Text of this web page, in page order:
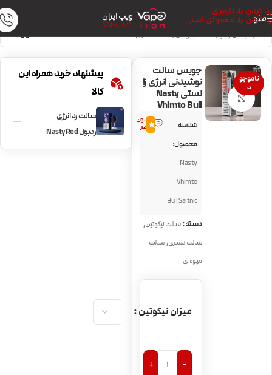
رد کردن به ناوبری
رد کردن به محتوای اصلی
منو ویپ ایران
VAPE IRAN
خانه/جویس ویپ/سالت نیکوتین/سالت دسری
ناموجو
د
بزرگنمایی تصویر
جویس سالت
نوشیدنی انرژی زا
نستی Nasty
Vhimto Bull
شناسه
محصول:
Nasty
Vhimto
Bull Saltnic
بدون
نظر0.0
دسته:سالت نیکوتین,
سالت دسری, سالت
میوه‌ای
میزان نیکوتین
-
+
پیشنهاد خرید همراه این
کالا
سالت رد انرژی
ردبول Nasty Red
Energy